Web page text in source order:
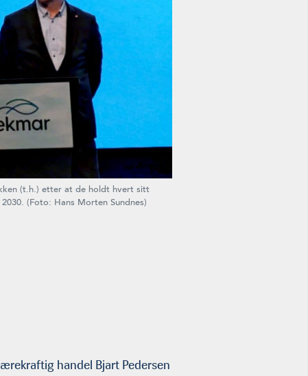
(t.h.) etter at de holdt hvert sitt
(Foto: Hans Morten Sundnes)
handel Bjart Pedersen